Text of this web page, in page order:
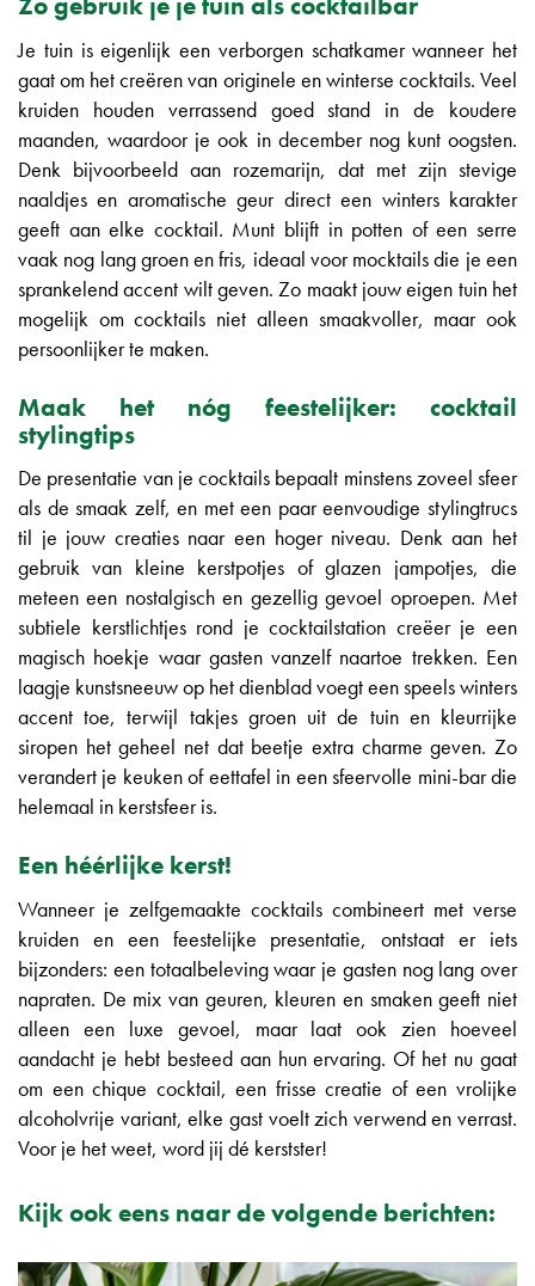
Je tuin is eigenlijk een verborgen schatkamer wanneer het
gaat om het creëren van originele en winterse cocktails. Veel
kruiden houden verrassend goed stand in de koudere
maanden, waardoor je ook in december nog kunt oogsten.
Denk bijvoorbeeld aan rozemarijn, dat met zijn stevige
naaldjes en aromatische geur direct een winters karakter
geeft aan elke cocktail. Munt blijft in potten of een serre
vaak nog lang groen en fris, ideaal voor mocktails die je een
sprankelend accent wilt geven. Zo maakt jouw eigen tuin het
mogelijk om cocktails niet alleen smaakvoller, maar ook
persoonlijker te maken.
Maak het nóg feestelijker: cocktail
stylingtips
De presentatie van je cocktails bepaalt minstens zoveel sfeer
als de smaak zelf, en met een paar eenvoudige stylingtrucs
til je jouw creaties naar een hoger niveau. Denk aan het
gebruik van kleine kerstpotjes of glazen jampotjes, die
meteen een nostalgisch en gezellig gevoel oproepen. Met
subtiele kerstlichtjes rond je cocktailstation creëer je een
magisch hoekje waar gasten vanzelf naartoe trekken. Een
laagje kunstsneeuw op het dienblad voegt een speels winters
accent toe, terwijl takjes groen uit de tuin en kleurrijke
siropen het geheel net dat beetje extra charme geven. Zo
verandert je keuken of eettafel in een sfeervolle mini-bar die
helemaal in kerstsfeer is.
Een héérlijke kerst!
Wanneer je zelfgemaakte cocktails combineert met verse
kruiden en een feestelijke presentatie, ontstaat er iets
bijzonders: een totaalbeleving waar je gasten nog lang over
napraten. De mix van geuren, kleuren en smaken geeft niet
alleen een luxe gevoel, maar laat ook zien hoeveel
aandacht je hebt besteed aan hun ervaring. Of het nu gaat
om een chique cocktail, een frisse creatie of een vrolijke
alcoholvrije variant, elke gast voelt zich verwend en verrast.
Voor je het weet, word jij dé kerstster!
Kijk ook eens naar de volgende berichten: